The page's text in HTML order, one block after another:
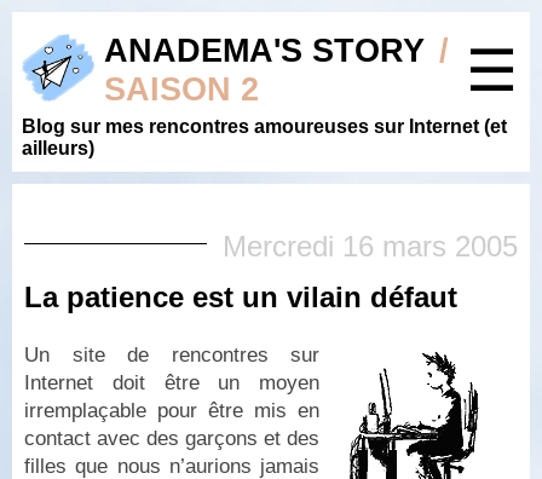
ANADEMA'S STORY /
SAISON 2
☰
Blog sur mes rencontres amoureuses sur Internet (et
ailleurs)
Mercredi 16 mars 2005
La patience est un vilain défaut
Un site de rencontres sur
Internet doit être un moyen
irremplaçable pour être mis en
contact avec des garçons et des
filles que nous n’aurions jamais